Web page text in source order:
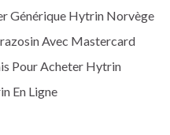
Générique Hytrin Norvège
Avec Mastercard
Pour Acheter Hytrin
En Ligne